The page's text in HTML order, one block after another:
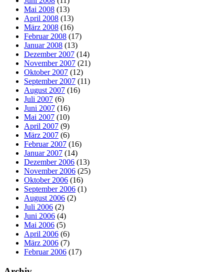
Mai 2008 (13)
April 2008 (13)
März 2008 (16)
Februar 2008 (17)
Januar 2008 (13)
Dezember 2007 (14)
November 2007 (21)
Oktober 2007 (12)
September 2007 (11)
August 2007 (16)
Juli 2007 (6)
Juni 2007 (16)
Mai 2007 (10)
April 2007 (9)
März 2007 (6)
Februar 2007 (16)
Januar 2007 (14)
Dezember 2006 (13)
November 2006 (25)
Oktober 2006 (16)
September 2006 (1)
August 2006 (2)
Juli 2006 (2)
Juni 2006 (4)
Mai 2006 (5)
April 2006 (6)
März 2006 (7)
Februar 2006 (17)